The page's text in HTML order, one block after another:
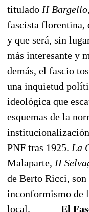
titulado II Bargello
fascista florentina,
y que será, sin
más interesante y
demás, el fascio
una inquietud
ideológica que
esquemas de la
PNF tras 1925. La
Malaparte, II
de Berto Ricci, son
inconformismo de
local.
El